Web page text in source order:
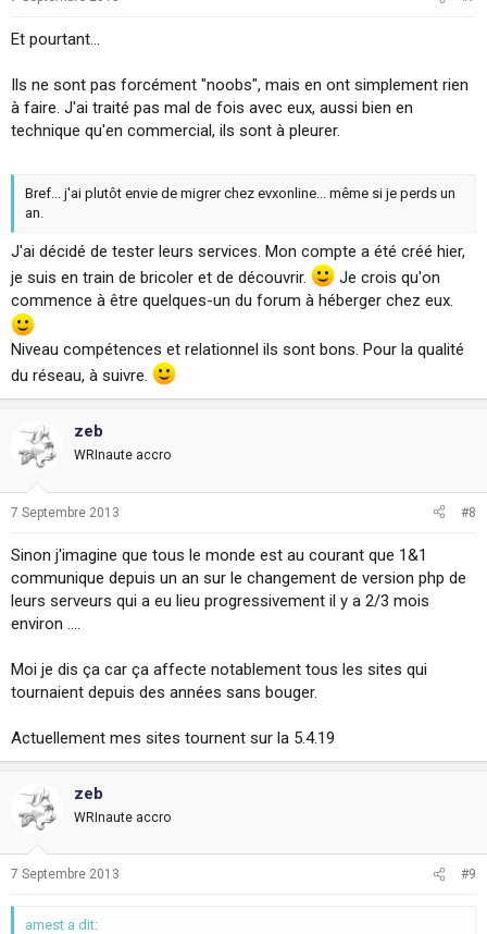
Et pourtant...
Ils ne sont pas forcément "noobs", mais en ont simplement rien
à faire. J'ai traité pas mal de fois avec eux, aussi bien en
technique qu'en commercial, ils sont à pleurer.
Bref... j'ai plutôt envie de migrer chez evxonline... même si je perds un
an.
J'ai décidé de tester leurs services. Mon compte a été créé hier,
je suis en train de bricoler et de découvrir.
Je crois qu'on
commence à être quelques-un du forum à héberger chez eux.
Niveau compétences et relationnel ils sont bons. Pour la qualité
du réseau, à suivre.
zeb
WRInaute accro
7 Septembre 2013 #8
Sinon j'imagine que tous le monde est au courant que 1&1
communique depuis un an sur le changement de version php de
leurs serveurs qui a eu lieu progressivement il y a 2/3 mois
environ ....
Moi je dis ça car ça affecte notablement tous les sites qui
tournaient depuis des années sans bouger.
Actuellement mes sites tournent sur la 5.4.19
zeb
WRInaute accro
7 Septembre 2013 #9
amest a dit: